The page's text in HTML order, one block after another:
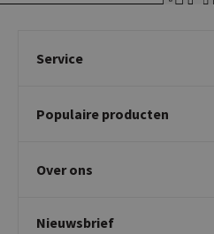
Service
Betalen & annuleren
Klachtafhandeling
Populaire producten
Draaibare eetkamerstoelen
Taupe stoelen
Over ons
Showroom
Nieuwsbrief